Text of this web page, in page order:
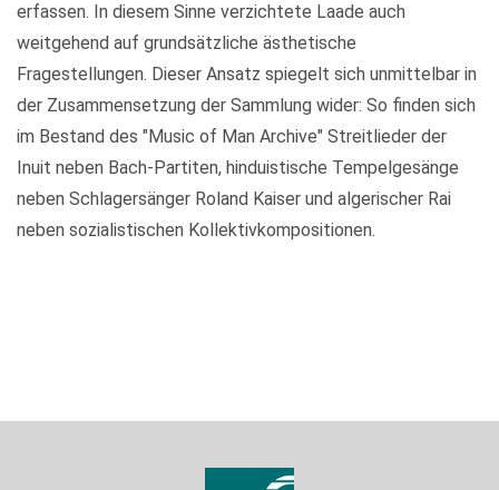
erfassen. In diesem Sinne verzichtete Laade auch
weitgehend auf grundsätzliche ästhetische
Fragestellungen. Dieser Ansatz spiegelt sich unmittelbar in
der Zusammensetzung der Sammlung wider: So finden sich
im Bestand des "Music of Man Archive" Streitlieder der
Inuit neben Bach-Partiten, hinduistische Tempelgesänge
neben Schlagersänger Roland Kaiser und algerischer Rai
neben sozialistischen Kollektivkompositionen.